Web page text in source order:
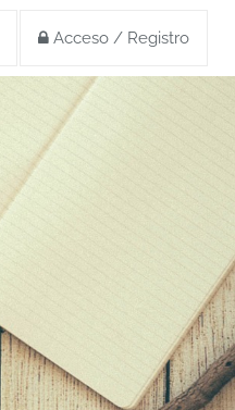
Acceso / Registro